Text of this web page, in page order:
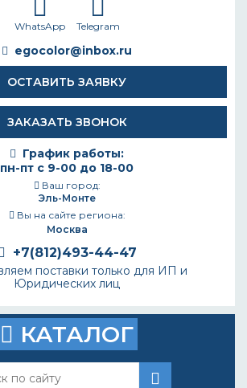
WhatsApp Telegram
egocolor@inbox.ru
ОСТАВИТЬ ЗАЯВКУ
ЗАКАЗАТЬ ЗВОНОК
График работы:
пн-пт с 9-00 до 18-00
Ваш город:
Эль-Монте
Вы на сайте региона:
Москва
+7(812)493-44-47
поставки только для ИП и
Юридических лиц
КАТАЛОГ